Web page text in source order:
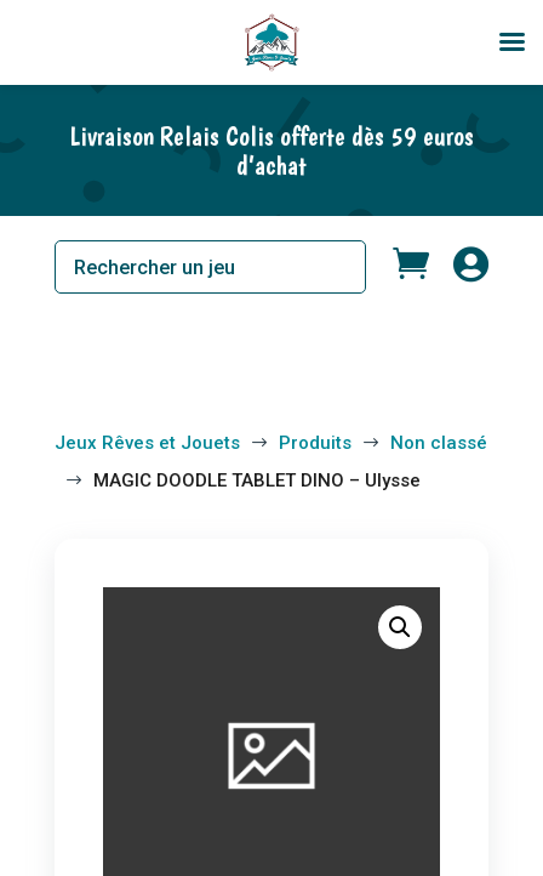
Livraison Relais Colis offerte dès 59 euros
d’achat
 
Jeux Rêves et Jouets $ Produits $ Non classé
$ MAGIC DOODLE TABLET DINO – Ulysse